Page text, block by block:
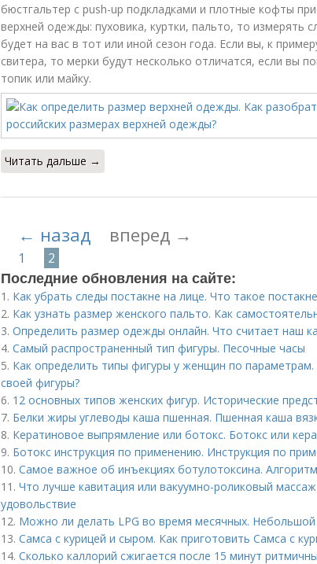
бюстгальтер с push-up подкладками и плотные кофты
верхней одежды: пуховика, куртки, пальто, то измерять
будет на вас в тот или иной сезон года. Если вы, к
свитера, то мерки будут несколько отличатся, если вы
топик или майку.
Читать дальше →
← назад вперед →
1 2
Последние обновления на сайте:
1. Как убрать следы постакне на лице. Что такое
2. Как узнать размер женского пальто. Как
3. Определить размер одежды онлайн. Что считает наш
4. Самый распространенный тип фигуры. Песочные часы
5. Как определить типы фигуры у женщин по
своей фигуры?
6. 12 основных типов женских фигур. Исторические
7. Белки жиры углеводы каша пшенная. Пшенная каша
8. Кератиновое выпрямление или ботокс. Ботокс или
9. Ботокс инструкция по применению. Инструкция по
10. Самое важное об инъекциях ботулотоксина.
11. Что лучше кавитация или вакуумно-роликовый
удовольствие
12. Можно ли делать LPG во время месячных. Небольшой
13. Самса с курицей и сыром. Как приготовить Самса с
14. Сколько каллорий сжигается после 15 минут